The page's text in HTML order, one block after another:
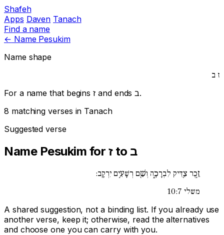
Shafeh
Apps Daven Tanach
Find a name
← Name Pesukim
Name shape
ז ב
For a name that beginsז and endsב.
8 matching verses in Tanach
Suggested verse
Name Pesukim for ז to ב
זֵ֣כֶר צַ֖דִּיק לִבְרָכָ֑ה וְשֵׁ֖ם רְשָׁעִ֣ים יִרְקָֽב:
משלי 10:7
A shared suggestion, not a binding list. If you already use
another verse, keep it; otherwise, read the alternatives
and choose one you can carry with you.